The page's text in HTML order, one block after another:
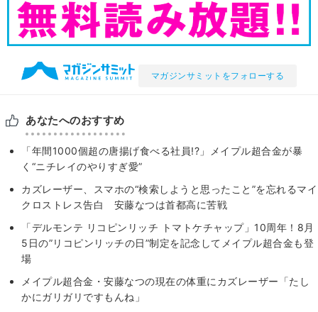
マガジンサミットをフォローする
あなたへのおすすめ
「年間1000個超の唐揚げ食べる社員!?」メイプル超合金が暴
く“ニチレイのやりすぎ愛”
カズレーザー、スマホの“検索しようと思ったこと”を忘れるマイ
クロストレス告白 安藤なつは首都高に苦戦
「デルモンテ リコピンリッチ トマトケチャップ」10周年！8月
5日の”リコピンリッチの日”制定を記念してメイプル超合金も登
場
メイプル超合金・安藤なつの現在の体重にカズレーザー「たし
かにガリガリですもんね」